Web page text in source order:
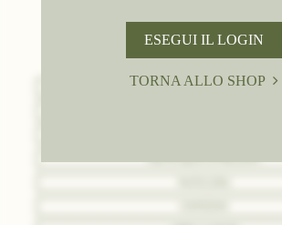
ESEGUI IL LOGIN
TORNA ALLO SHOP
SCOPRI TUTTI I
PRODOTTI
BASI